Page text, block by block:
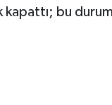
kapattı; bu